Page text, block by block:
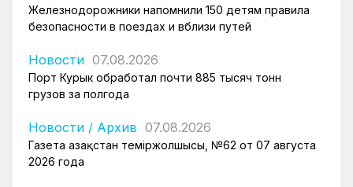
Железнодорожники напомнили 150 детям правила
безопасности в поездах и вблизи путей
Новости 07.08.2026
Порт Курык обработал почти 885 тысяч тонн
грузов за полгода
Новости / Архив 07.08.2026
Газета Қазақстан теміржолшысы, №62 от 07 августа
2026 года